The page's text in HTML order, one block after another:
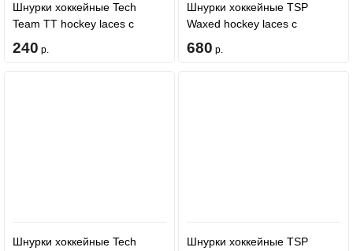
Шнурки хоккейные Tech
Team TT hockey laces с
пропиткой Black
240 р.
Шнурки хоккейные TSP
Waxed hockey laces с
пропиткой - Royal
680 р.
Шнурки хоккейные Tech
Шнурки хоккейные TSP